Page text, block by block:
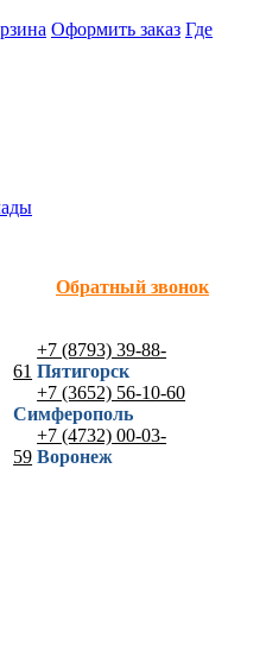
Оформить заказ Где
Обратный звонок
+7 (8793) 39-88-
61 Пятигорск
+7 (3652) 56-10-60
Симферополь
+7 (4732) 00-03-
59 Воронеж